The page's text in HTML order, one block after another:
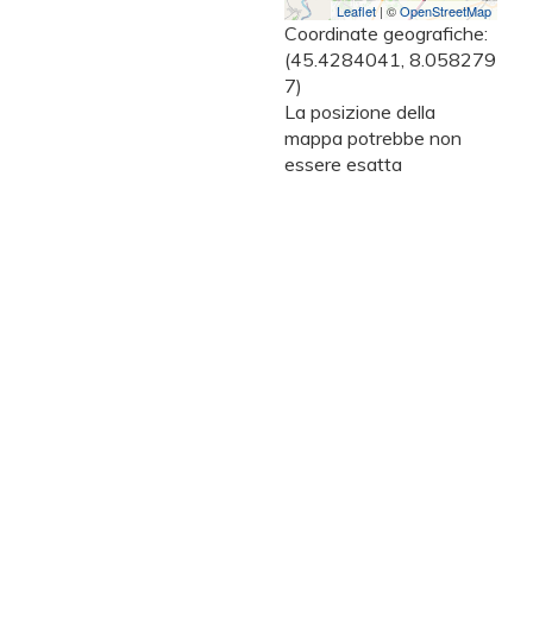
Leaflet| ©OpenStreetMap
Coordinate geografiche:
(45.4284041, 8.058279
7)
La posizione della
mappa potrebbe non
essere esatta